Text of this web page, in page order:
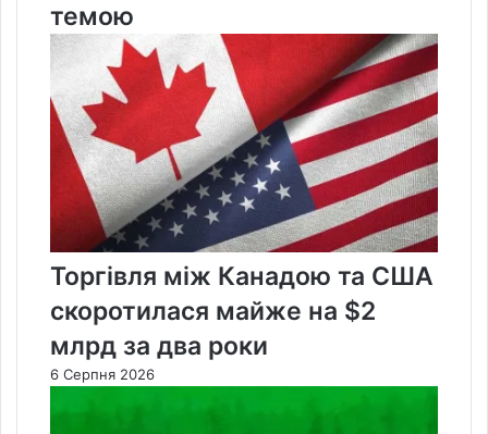
темою
Торгівля між Канадою та США
скоротилася майже на $2
млрд за два роки
6 Серпня 2026